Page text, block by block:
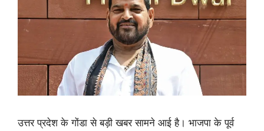
उत्तर प्रदेश के गोंडा से बड़ी खबर सामने आई है। भाजपा के पूर्व